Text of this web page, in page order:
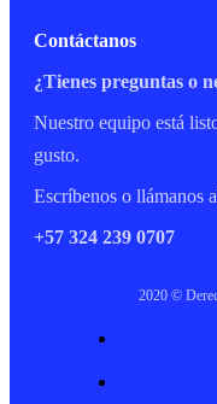
Contáctanos
¿Tienes preguntas o
Nuestro equipo está
gusto.
Escríbenos o llámanos
+57 324 239 0707
2020 ©